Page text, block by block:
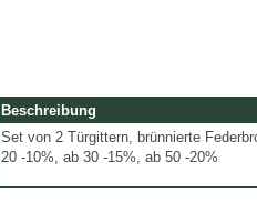
Beschreibung
Set von 2 Türgittern, brünnierte
20 -10%, ab 30 -15%, ab 50 -20%